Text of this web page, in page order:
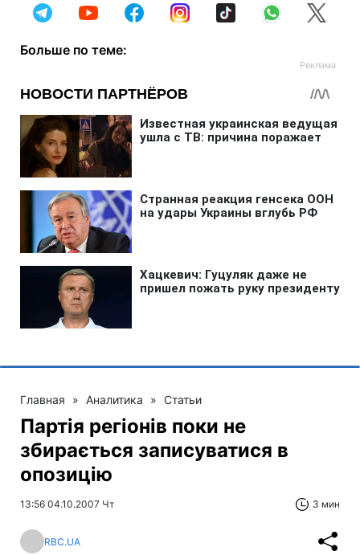
Больше по теме:
Главная » Аналитика » Статьи
Партія регіонів поки не
збирається записуватися в
опозицію
13:56 04.10.2007 Чт 3 мин
RBC.UA